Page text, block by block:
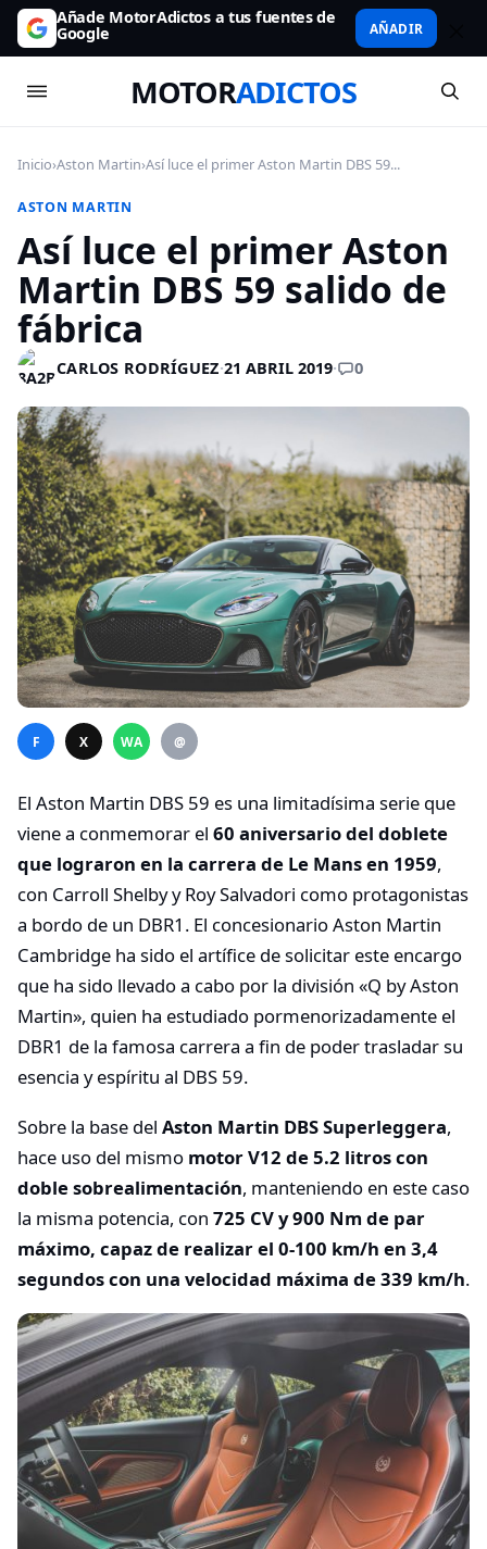
Añade MotorAdictos a tus fuentes de
Google AÑADIR
MOTORADICTOS
Inicio›Aston Martin›Así luce el primer Aston Martin DBS 59...
ASTON MARTIN
Así luce el primer Aston
Martin DBS 59 salido de
fábrica
CARLOS RODRÍGUEZ·21 ABRIL 2019· 0
F X WA @
El Aston Martin DBS 59 es una limitadísima serie que
viene a conmemorar el 60 aniversario del doblete
que lograron en la carrera de Le Mans en 1959,
con Carroll Shelby y Roy Salvadori como protagonistas
a bordo de un DBR1. El concesionario Aston Martin
Cambridge ha sido el artífice de solicitar este encargo
que ha sido llevado a cabo por la división «Q by Aston
Martin», quien ha estudiado pormenorizadamente el
DBR1 de la famosa carrera a fin de poder trasladar su
esencia y espíritu al DBS 59.
Sobre la base del Aston Martin DBS Superleggera,
hace uso del mismo motor V12 de 5.2 litros con
doble sobrealimentación, manteniendo en este caso
la misma potencia, con 725 CV y 900 Nm de par
máximo, capaz de realizar el 0-100 km/h en 3,4
segundos con una velocidad máxima de 339 km/h.